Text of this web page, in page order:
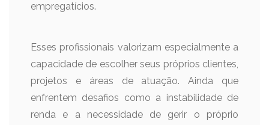
empregatícios.
Esses profissionais valorizam especialmente a
capacidade de escolher seus próprios clientes,
projetos e áreas de atuação. Ainda que
enfrentem desafios como a instabilidade de
renda e a necessidade de gerir o próprio